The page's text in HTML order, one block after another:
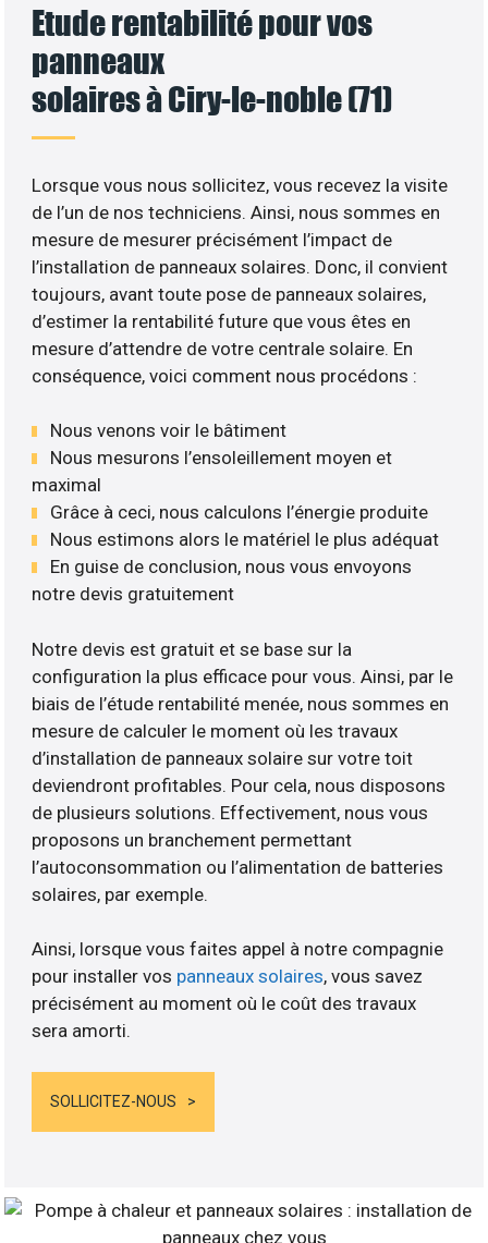
Etude rentabilité pour vos
panneaux
solaires à Ciry-le-noble (71)
Lorsque vous nous sollicitez, vous recevez la visite
de l’un de nos techniciens. Ainsi, nous sommes en
mesure de mesurer précisément l’impact de
l’installation de panneaux solaires. Donc, il convient
toujours, avant toute pose de panneaux solaires,
d’estimer la rentabilité future que vous êtes en
mesure d’attendre de votre centrale solaire. En
conséquence, voici comment nous procédons :
Nous venons voir le bâtiment
Nous mesurons l’ensoleillement moyen et
maximal
Grâce à ceci, nous calculons l’énergie produite
Nous estimons alors le matériel le plus adéquat
En guise de conclusion, nous vous envoyons
notre devis gratuitement
Notre devis est gratuit et se base sur la
configuration la plus efficace pour vous. Ainsi, par le
biais de l’étude rentabilité menée, nous sommes en
mesure de calculer le moment où les travaux
d’installation de panneaux solaire sur votre toit
deviendront profitables. Pour cela, nous disposons
de plusieurs solutions. Effectivement, nous vous
proposons un branchement permettant
l’autoconsommation ou l’alimentation de batteries
solaires, par exemple.
Ainsi, lorsque vous faites appel à notre compagnie
pour installer vos panneaux solaires, vous savez
précisément au moment où le coût des travaux
sera amorti.
SOLLICITEZ-NOUS